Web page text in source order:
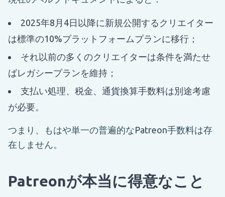
2025年8月4日以降に新規公開するクリエイター
は標準の10%プラットフォームプランに移行；
それ以前の多くのクリエイターは条件を満たせ
ばレガシープランを維持；
支払い処理、税金、通貨換算手数料は別途考慮
が必要。
つまり、もはや単一の普遍的なPatreon手数料は存
在しません。
Patreonが本当に得意なこと